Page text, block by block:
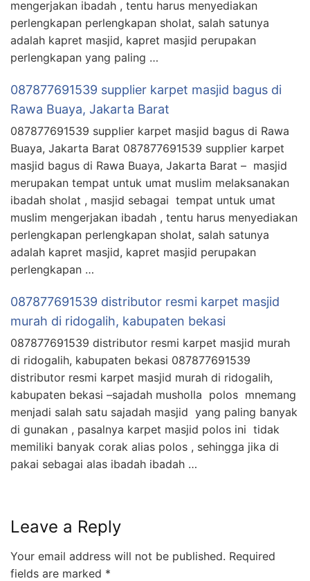
mengerjakan ibadah , tentu harus menyediakan
perlengkapan perlengkapan sholat, salah satunya
adalah kapret masjid, kapret masjid perupakan
perlengkapan yang paling …
087877691539 supplier karpet masjid bagus di
Rawa Buaya, Jakarta Barat
087877691539 supplier karpet masjid bagus di Rawa
Buaya, Jakarta Barat 087877691539 supplier karpet
masjid bagus di Rawa Buaya, Jakarta Barat – masjid
merupakan tempat untuk umat muslim melaksanakan
ibadah sholat , masjid sebagai tempat untuk umat
muslim mengerjakan ibadah , tentu harus menyediakan
perlengkapan perlengkapan sholat, salah satunya
adalah kapret masjid, kapret masjid perupakan
perlengkapan …
087877691539 distributor resmi karpet masjid
murah di ridogalih, kabupaten bekasi
087877691539 distributor resmi karpet masjid murah
di ridogalih, kabupaten bekasi 087877691539
distributor resmi karpet masjid murah di ridogalih,
kabupaten bekasi –sajadah musholla polos mnemang
menjadi salah satu sajadah masjid yang paling banyak
di gunakan , pasalnya karpet masjid polos ini tidak
memiliki banyak corak alias polos , sehingga jika di
pakai sebagai alas ibadah ibadah …
Leave a Reply
Your email address will not be published. Required
fields are marked *